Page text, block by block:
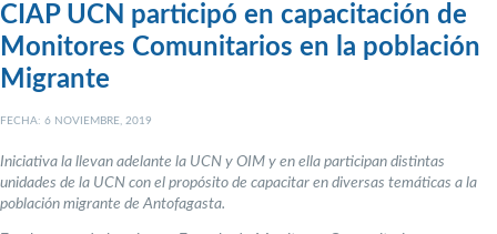
CIAP UCN participó en capacitación de
Monitores Comunitarios en la población
Migrante
FECHA: 6 NOVIEMBRE, 2019
Iniciativa la llevan adelante la UCN y OIM y en ella participan distintas
unidades de la UCN con el propósito de capacitar en diversas temáticas a la
población migrante de Antofagasta.